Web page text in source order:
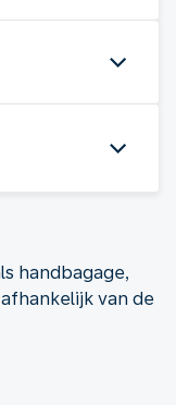
handbagage,
van de